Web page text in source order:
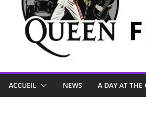
ACCUEIL NEWS A DAY AT THE